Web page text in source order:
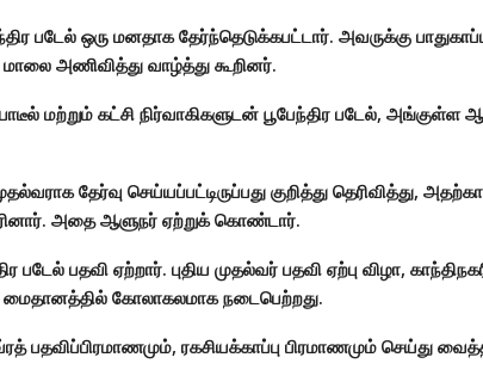
படேல் ஒரு மனதாக தேர்ந்தெடுக்கபட்டார். அவருக்கு
அணிவித்து வாழ்த்து கூறினர்.
மற்றும் கட்சி நிர்வாகிகளுடன் பூபேந்திர படேல், அங்குள்ள
தேர்வு செய்யப்பட்டிருப்பது குறித்து தெரிவித்து,
அதை ஆளுநர் ஏற்றுக் கொண்டார்.
பதவி ஏற்றார். புதிய முதல்வர் பதவி ஏற்பு விழா,
கோலாகலமாக நடைபெற்றது.
பதவிப்பிரமாணமும், ரகசியக்காப்பு பிரமாணமும் செய்து